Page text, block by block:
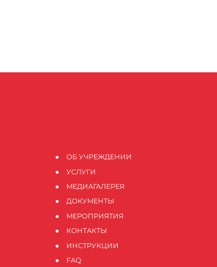
ОБ УЧРЕЖДЕНИИ
УСЛУГИ
МЕДИАГАЛЕРЕЯ
ДОКУМЕНТЫ
МЕРОПРИЯТИЯ
КОНТАКТЫ
ИНСТРУКЦИИ
FAQ